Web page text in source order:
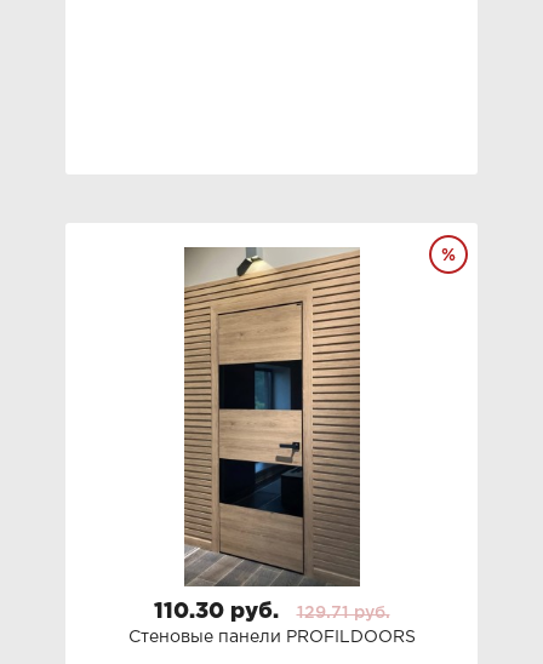
110.30 руб.
129.71 руб.
Стеновые панели PROFILDOORS